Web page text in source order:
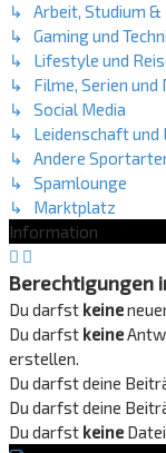
↳ Arbeit, Studium &
↳ Gaming und
↳ Lifestyle und
↳ Filme, Serien und
↳ Social Media
↳ Leidenschaft und
↳ Andere
↳ Spamlounge
↳ Marktplatz
Information
Berechtigungen
Du darfst keine
Du darfst keine
erstellen.
Du darfst deine
Du darfst deine
Du darfst keine